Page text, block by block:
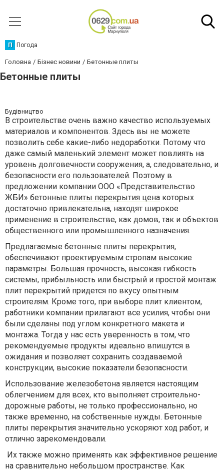
П Погода
Головна Бізнес новини Бетонные плиты
Бетонные плиты
Будівництво
В строительстве очень важно качество используемых
материалов и компонентов. Здесь вы не можете
позволить себе какие-либо недоработки. Потому что
даже самый маленький элемент может повлиять на
уровень долговечности сооружения, а, следовательно, и
безопасности его пользователей. Поэтому в
предложении компании ООО «Представительство
ЖБИ» бетонные плиты перекрытия цена которых
достаточно привлекательна, находят широкое
применение в строительстве, как домов, так и объектов
общественного или промышленного назначения.
Предлагаемые бетонные плиты перекрытия,
обеспечивают проектируемым стропам высокие
параметры. Большая прочность, высокая гибкость
системы, прибыльность или быстрый и простой монтаж
плит перекрытий придется по вкусу опытным
строителям. Кроме того, при выборе плит клиентом,
работники компании прилагают все усилия, чтобы они
были сделаны под углом конкретного макета и
монтажа. Тогда у нас есть уверенность в том, что
рекомендуемые продукты идеально впишутся в
ожидания и позволяет сохранить создаваемой
конструкции, высокие показатели безопасности.
Использование железобетона является настоящим
облегчением для всех, кто выполняет строительно-
дорожные работы, не только профессионально, но
также временно, на собственные нужды. Бетонные
плиты перекрытия значительно ускоряют ход работ, и
отлично зарекомендовали.
Их также можно применять как эффективное решение
на сравнительно небольшом пространстве. Как